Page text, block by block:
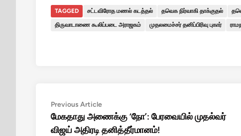
TAGGED சட்டவிரோத மணல் கடத்தல் தவெக நிர்வாகி தாக்குதல்
திருவாடாணை கூலிப்படை அராஜகம்
முதலமைச்சர் தனிப்பிரிவு புகார்
Post
navigation
Previous ArticlePrevious
article:
மேகதாது அணைக்கு ‘நோ’: பேரவையில் முதல்வர்
விஜய் அதிரடி தனித்தீர்மானம்!